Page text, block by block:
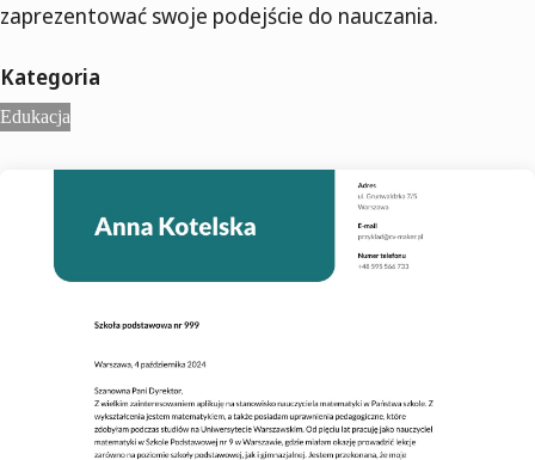
zaprezentować swoje podejście do nauczania.
Kategoria
Edukacja